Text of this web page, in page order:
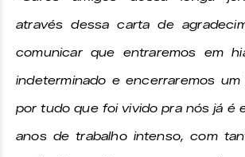
através dessa carta de
comunicar que entraremos em
indeterminado e encerraremos
por tudo que foi vivido pra nós já é
anos de trabalho intenso, com